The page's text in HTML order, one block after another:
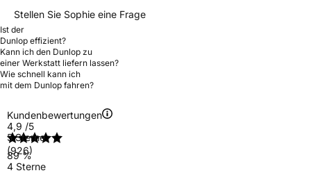
Stellen Sie Sophie eine Frage
Ist der
Dunlop effizient?
Kann ich den Dunlop zu
einer Werkstatt liefern lassen?
Wie schnell kann ich
mit dem Dunlop fahren?
Kundenbewertungen
4,9 /5
(926)
5 Sterne
89 %
4 Sterne